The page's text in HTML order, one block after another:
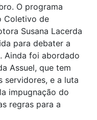
O programa
Coletivo de
Susana Lacerda
para debater a
Ainda foi abordado
Assuel, que tem
e a luta
impugnação do
regras para a